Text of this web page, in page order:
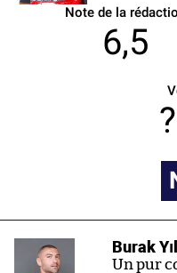
Note de la
6,5
Burak
Un pur